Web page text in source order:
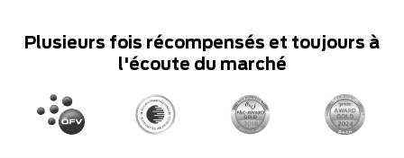
Plusieurs fois récompensés et toujours à
l'écoute du marché